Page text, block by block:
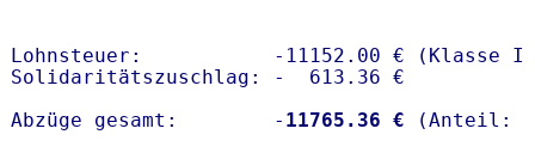
Lohnsteuer:           -11152.00 € (Klasse I)
Solidaritätszuschlag: -  613.36 €
Abzüge gesamt:        - 11765.36 €